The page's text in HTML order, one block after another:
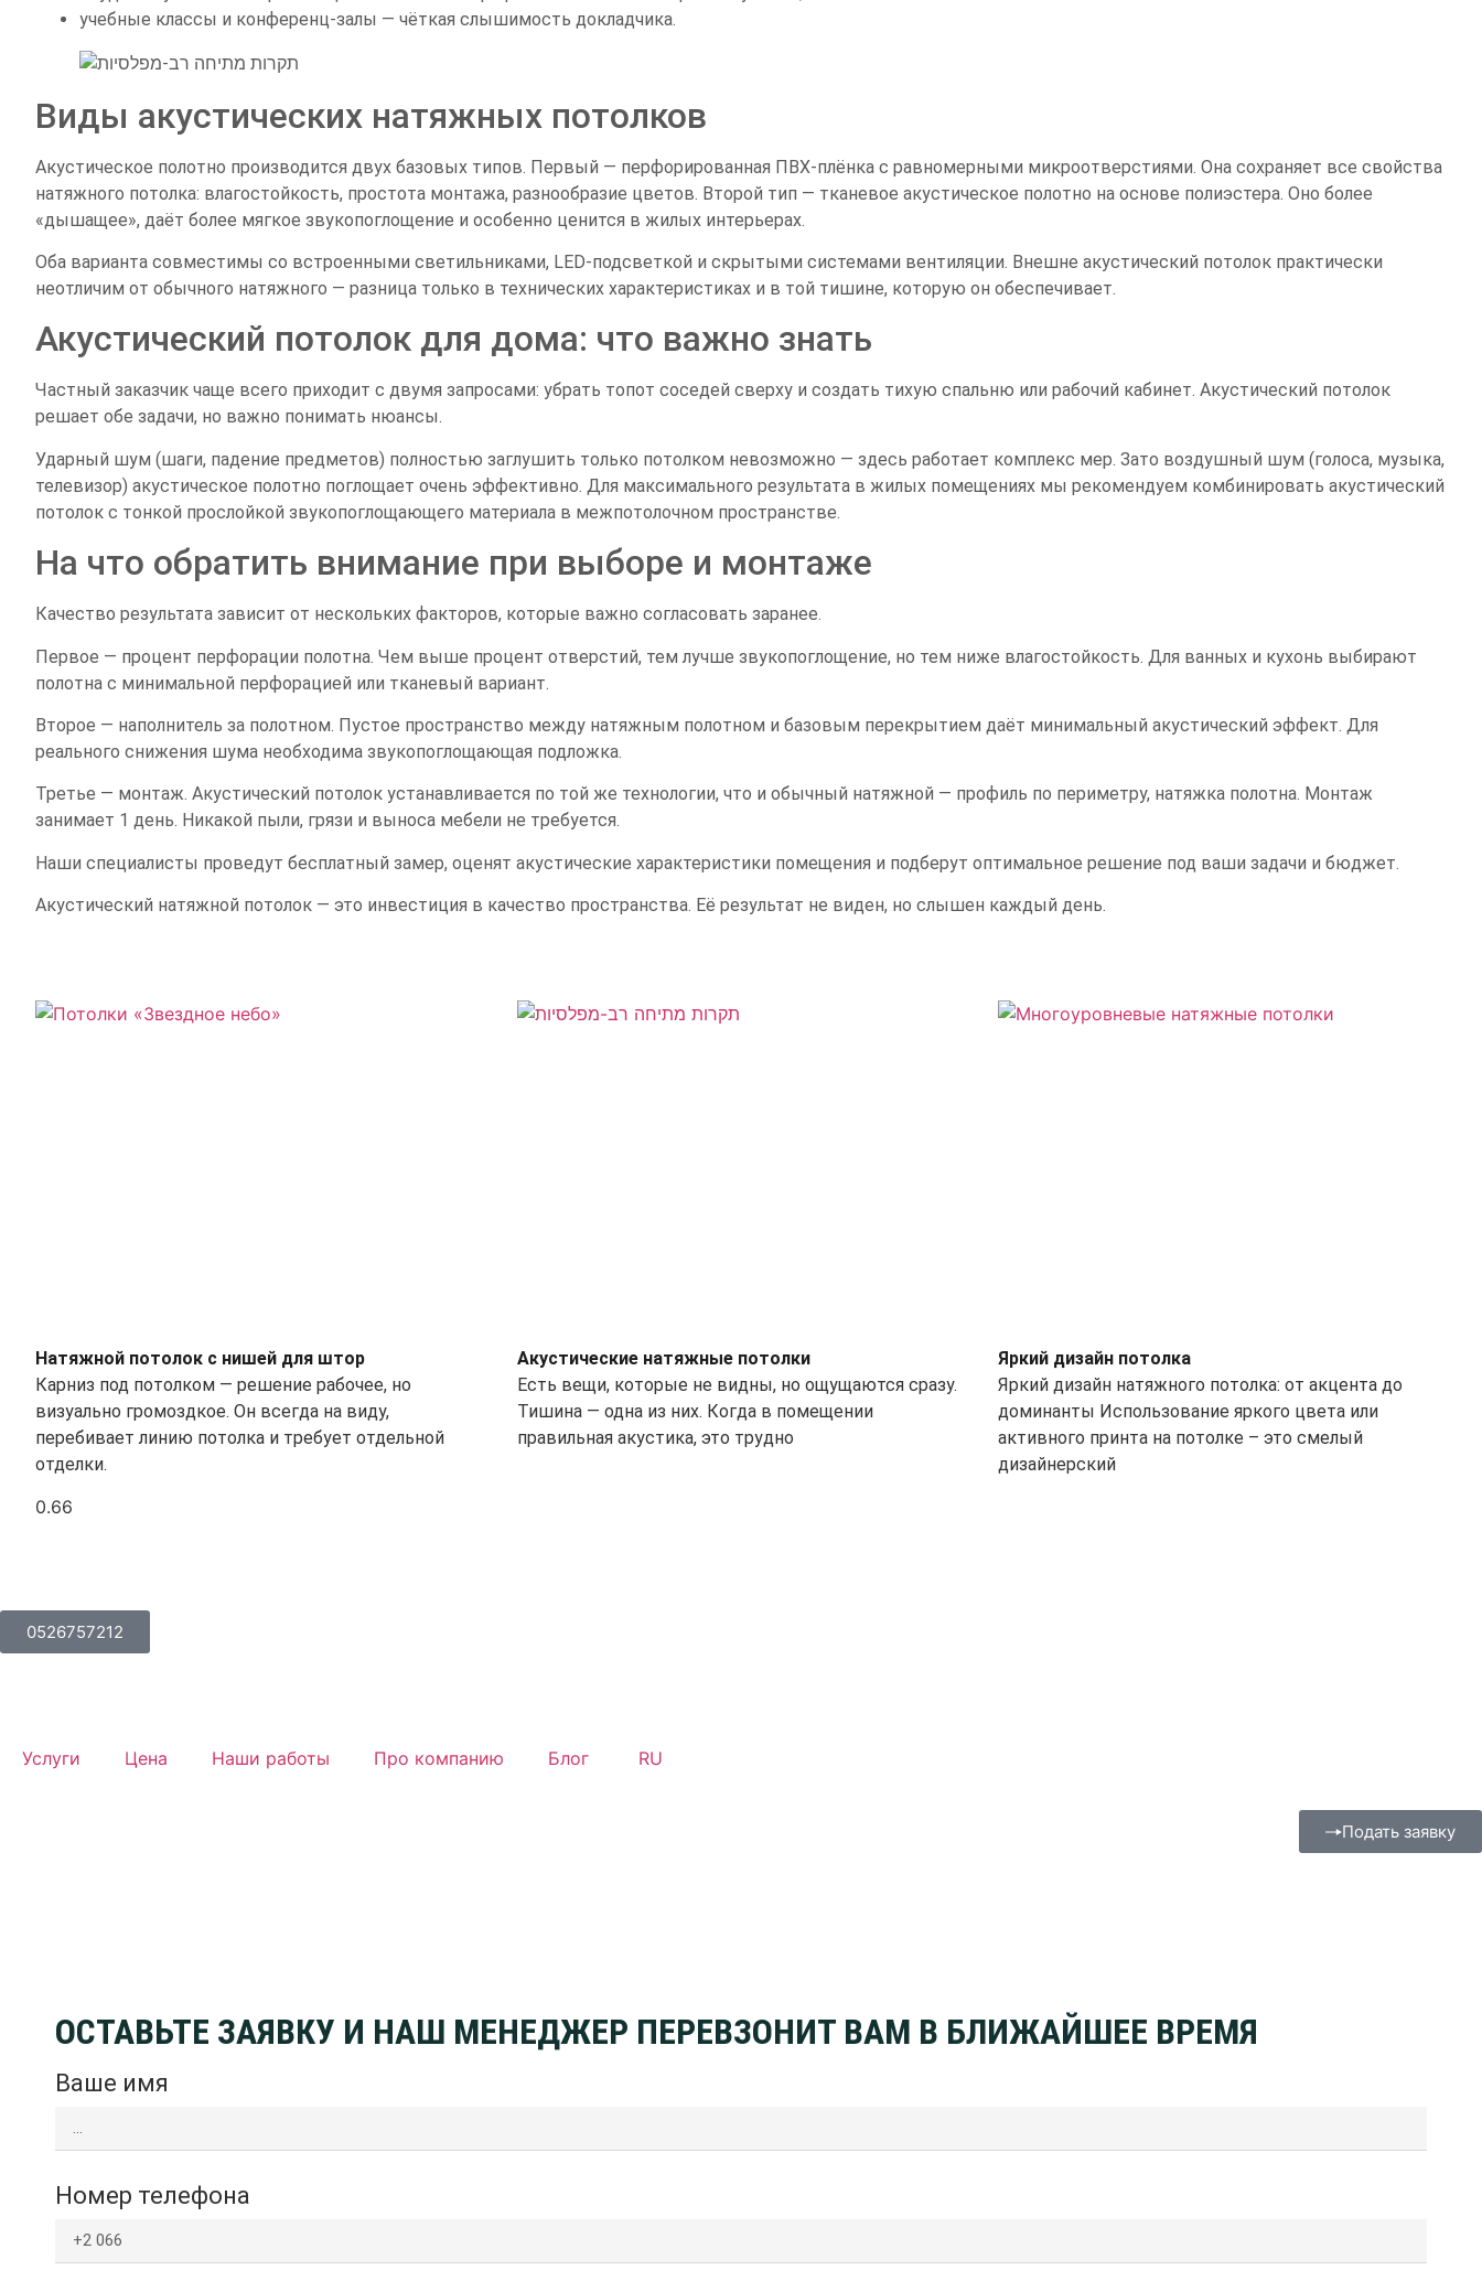
учебные классы и конференц-залы — чёткая слышимость докладчика.
Виды акустических натяжных потолков
Акустическое полотно производится двух базовых типов. Первый — перфорированная ПВХ-плёнка с равномерными микроотверстиями. Она сохраняет все свойства
натяжного потолка: влагостойкость, простота монтажа, разнообразие цветов. Второй тип — тканевое акустическое полотно на основе полиэстера. Оно более
«дышащее», даёт более мягкое звукопоглощение и особенно ценится в жилых интерьерах.
Оба варианта совместимы со встроенными светильниками, LED-подсветкой и скрытыми системами вентиляции. Внешне акустический потолок практически
неотличим от обычного натяжного — разница только в технических характеристиках и в той тишине, которую он обеспечивает.
Акустический потолок для дома: что важно знать
Частный заказчик чаще всего приходит с двумя запросами: убрать топот соседей сверху и создать тихую спальню или рабочий кабинет. Акустический потолок
решает обе задачи, но важно понимать нюансы.
Ударный шум (шаги, падение предметов) полностью заглушить только потолком невозможно — здесь работает комплекс мер. Зато воздушный шум (голоса, музыка,
телевизор) акустическое полотно поглощает очень эффективно. Для максимального результата в жилых помещениях мы рекомендуем комбинировать акустический
потолок с тонкой прослойкой звукопоглощающего материала в межпотолочном пространстве.
На что обратить внимание при выборе и монтаже
Качество результата зависит от нескольких факторов, которые важно согласовать заранее.
Первое — процент перфорации полотна. Чем выше процент отверстий, тем лучше звукопоглощение, но тем ниже влагостойкость. Для ванных и кухонь выбирают
полотна с минимальной перфорацией или тканевый вариант.
Второе — наполнитель за полотном. Пустое пространство между натяжным полотном и базовым перекрытием даёт минимальный акустический эффект. Для
реального снижения шума необходима звукопоглощающая подложка.
Третье — монтаж. Акустический потолок устанавливается по той же технологии, что и обычный натяжной — профиль по периметру, натяжка полотна. Монтаж
занимает 1 день. Никакой пыли, грязи и выноса мебели не требуется.
Наши специалисты проведут бесплатный замер, оценят акустические характеристики помещения и подберут оптимальное решение под ваши задачи и бюджет.
Акустический натяжной потолок — это инвестиция в качество пространства. Её результат не виден, но слышен каждый день.
Натяжной потолок с нишей для штор
Карниз под потолком — решение рабочее, но
визуально громоздкое. Он всегда на виду,
перебивает линию потолка и требует отдельной
отделки.
Акустические натяжные потолки
Есть вещи, которые не видны, но ощущаются сразу.
Тишина — одна из них. Когда в помещении
правильная акустика, это трудно
Яркий дизайн потолка
Яркий дизайн натяжного потолка: от акцента до
доминанты Использование яркого цвета или
активного принта на потолке – это смелый
дизайнерский
0526757212
Услуги Цена Наши работы Про компанию Блог RU
Подать заявку
ОСТАВЬТЕ ЗАЯВКУ И НАШ МЕНЕДЖЕР ПЕРЕВЗОНИТ ВАМ В БЛИЖАЙШЕЕ ВРЕМЯ
Ваше имя
Номер телефона